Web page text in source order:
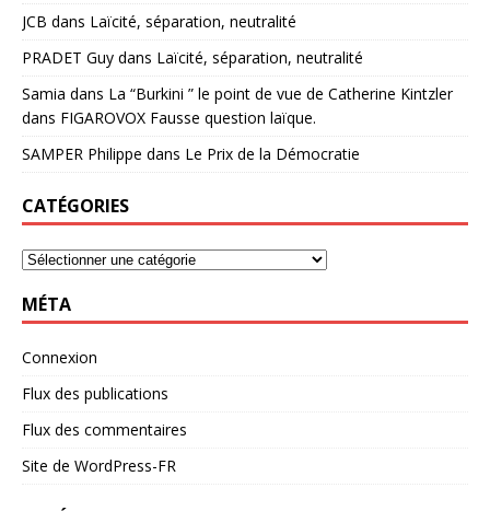
JCB dans Laïcité, séparation, neutralité
PRADET Guy dans Laïcité, séparation, neutralité
Samia dans La “Burkini ” le point de vue de Catherine Kintzler
dans FIGAROVOX Fausse question laïque.
SAMPER Philippe dans Le Prix de la Démocratie
CATÉGORIES
MÉTA
Connexion
Flux des publications
Flux des commentaires
Site de WordPress-FR